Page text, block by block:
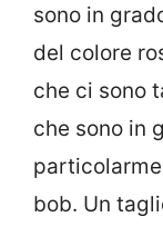
sono in
del colore
che ci sono
che sono in
bob. Un